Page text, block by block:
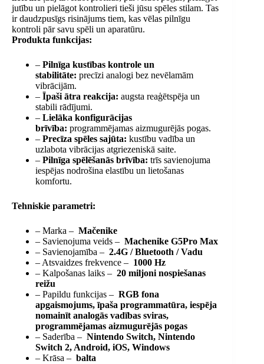
jutību un pielāgot kontrolieri tieši jūsu spēles stilam. Tas
ir daudzpusīgs risinājums tiem, kas vēlas pilnīgu
kontroli pār savu spēli un aparatūru.
Produkta funkcijas:
– Pilnīga kustības kontrole un
stabilitāte: precīzi analogi bez nevēlamām
vibrācijām.
– Īpaši ātra reakcija: augsta reaģētspēja un
stabili rādījumi.
– Lielāka konfigurācijas
brīvība: programmējamas aizmugurējās pogas.
– Precīza spēles sajūta: kustību vadība un
uzlabota vibrācijas atgriezeniskā saite.
– Pilnīga spēlēšanās brīvība: trīs savienojuma
iespējas nodrošina elastību un lietošanas
komfortu.
Tehniskie parametri:
– Marka – Mačenike
– Savienojuma veids – Machenike G5Pro Max
– Savienojamība – 2.4G / Bluetooth / Vadu
– Atsvaidzes frekvence – 1000 Hz
– Kalpošanas laiks – 20 miljoni nospiešanas
reižu
– Papildu funkcijas – RGB fona
apgaismojums, īpaša programmatūra, iespēja
nomainīt analogās vadības sviras,
programmējamas aizmugurējās pogas
– Saderība – Nintendo Switch, Nintendo
Switch 2, Android, iOS, Windows
– Krāsa – balta